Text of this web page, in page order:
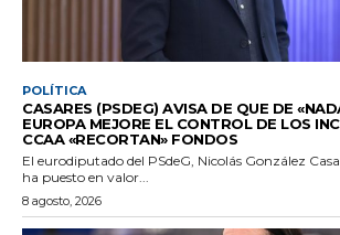
POLÍTICA
CASARES (PSDEG) AVISA DE QUE DE
EUROPA MEJORE EL CONTROL DE LOS
CCAA «RECORTAN» FONDOS
El eurodiputado del PSdeG, Nicolás González
ha puesto en valor...
8 agosto, 2026